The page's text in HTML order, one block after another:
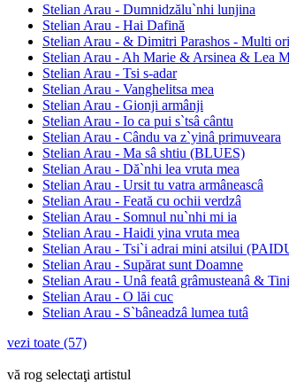
Stelian Arau - Dumnidzălu`nhi lunjina
Stelian Arau - Hai Dafină
Stelian Arau - & Dimitri Parashos - Multi
Stelian Arau - Ah Marie & Arsinea & Lea
Stelian Arau - Tsi s-adar
Stelian Arau - Vanghelitsa mea
Stelian Arau - Gionji armânji
Stelian Arau - Io ca pui s`tsâ cântu
Stelian Arau - Cându va z`yinâ primuveara
Stelian Arau - Ma sâ shtiu (BLUES)
Stelian Arau - Dă`nhi lea vruta mea
Stelian Arau - Ursit tu vatra armâneascâ
Stelian Arau - Feată cu ochii verdzâ
Stelian Arau - Somnul nu`nhi mi ia
Stelian Arau - Haidi yina vruta mea
Stelian Arau - Tsi`i adrai mini atsilui
Stelian Arau - Supărat sunt Doamne
Stelian Arau - Unâ featâ grâmusteanâ &
Stelian Arau - O lăi cuc
Stelian Arau - S`bâneadzâ lumea tutâ
vezi toate (57)
vă rog selectaţi artistul